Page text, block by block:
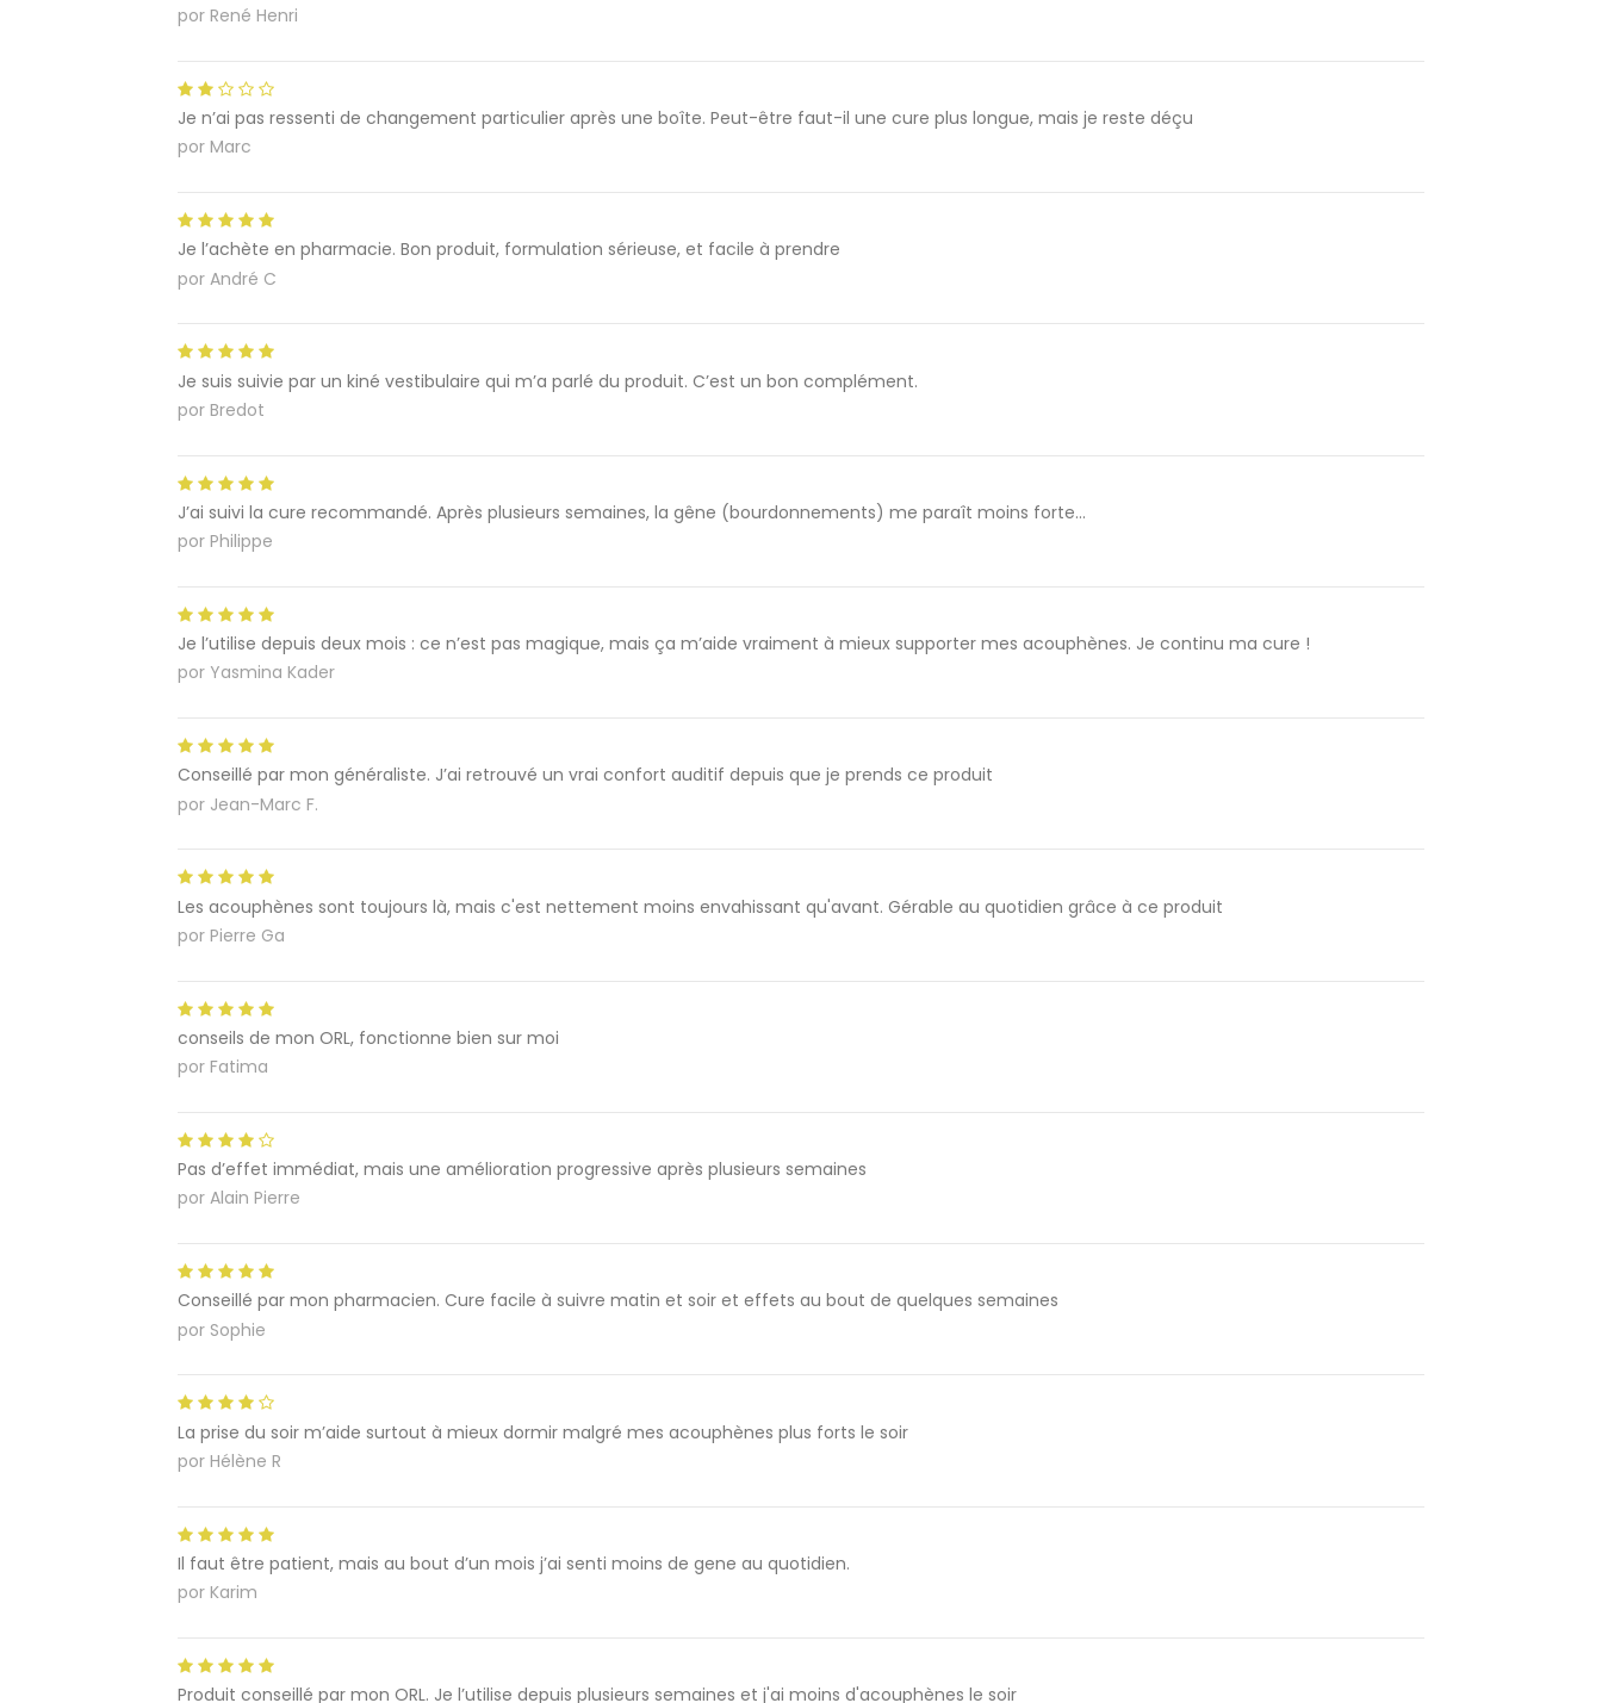
por René Henri
Je n’ai pas ressenti de changement particulier après une boîte. Peut-être faut-il une cure plus longue, mais je reste déçu
por Marc
Je l’achète en pharmacie. Bon produit, formulation sérieuse, et facile à prendre
porAndré C
Je suis suivie par un kiné vestibulaire qui m’a parlé du produit. C’est un bon complément.
por Bredot
J’ai suivi la cure recommandé. Après plusieurs semaines, la gêne (bourdonnements) me paraît moins forte...
por Philippe
Je l’utilise depuis deux mois : ce n’est pas magique, mais ça m’aide vraiment à mieux supporter mes acouphènes. Je continu ma cure !
por Yasmina Kader
Conseillé par mon généraliste. J’ai retrouvé un vrai confort auditif depuis que je prends ce produit
por Jean-Marc F.
Les acouphènes sont toujours là, mais c'est nettement moins envahissant qu'avant. Gérable au quotidien grâce à ce produit
por Pierre Ga
conseils de mon ORL, fonctionne bien sur moi
por Fatima
Pas d’effet immédiat, mais une amélioration progressive après plusieurs semaines
porAlain Pierre
Conseillé par mon pharmacien. Cure facile à suivre matin et soir et effets au bout de quelques semaines
por Sophie
La prise du soir m’aide surtout à mieux dormir malgré mes acouphènes plus forts le soir
por Hélène R
Il faut être patient, mais au bout d’un mois j’ai senti moins de gene au quotidien.
por Karim
Produit conseillé par mon ORL. Je l’utilise depuis plusieurs semaines et j'ai moins d'acouphènes le soir